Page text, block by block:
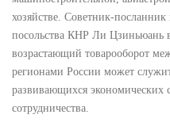
хозяйстве. Советник-
посольства КНР Ли Цзиньюань
возрастающий товарооборот
регионами России может
развивающихся экономических
сотрудничества.